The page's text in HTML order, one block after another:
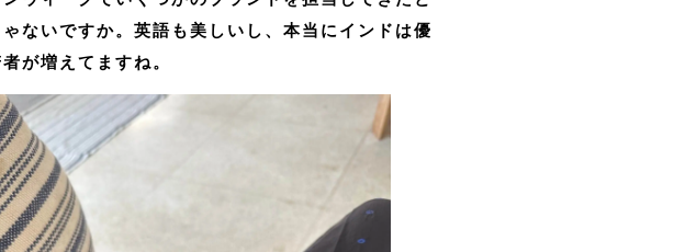
ないですか。英語も美しいし、本当にインドは優
が増えてますね。